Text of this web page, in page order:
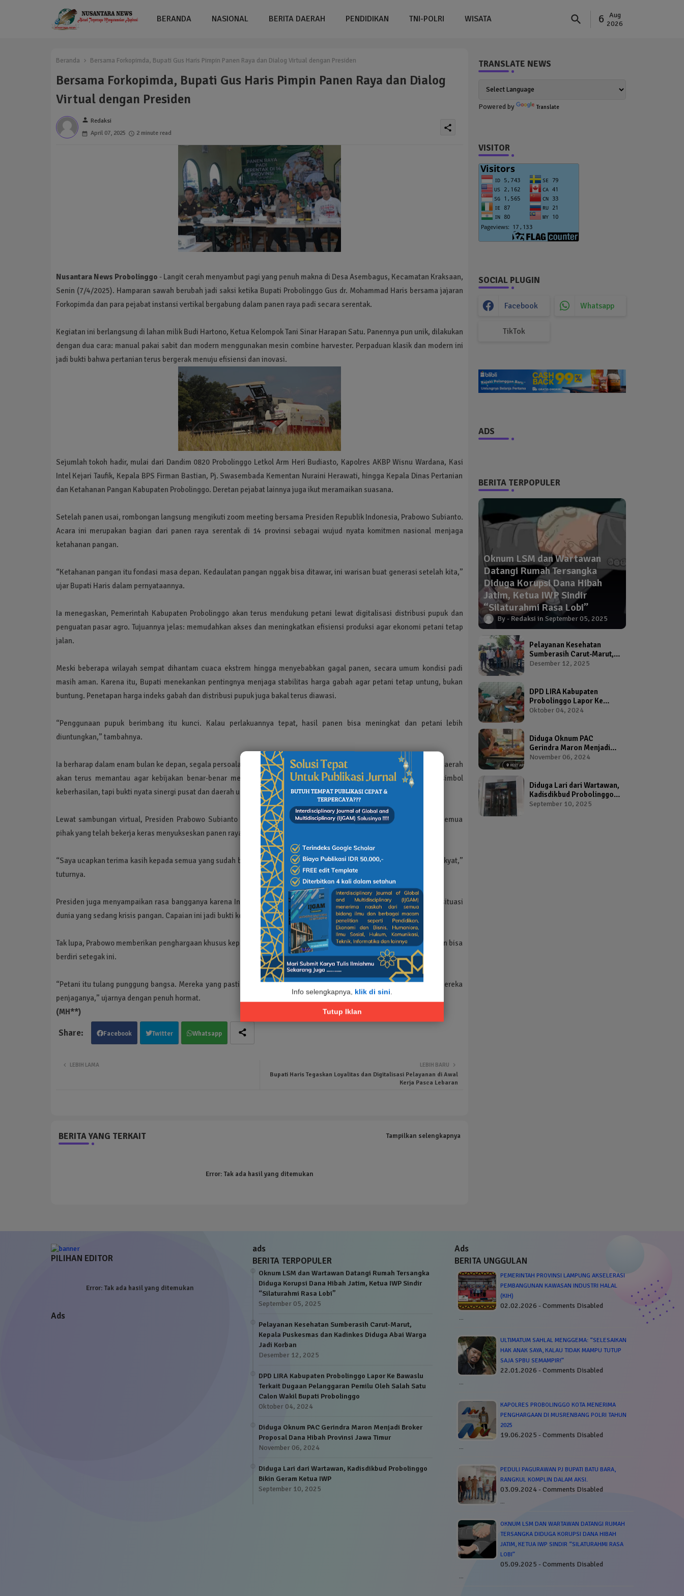
Info selengkapnya, klik di sini.
Tutup Iklan
BERANDA NASIONAL BERITA DAERAH PENDIDIKAN TNI-POLRI WISATA 6
Aug
2026
Beranda Bersama Forkopimda, Bupati Gus Haris Pimpin Panen Raya dan Dialog Virtual dengan Presiden
Bersama Forkopimda, Bupati Gus Haris Pimpin Panen Raya dan Dialog
Virtual dengan Presiden
person Redaksi
April 07, 2025
2 minute read
share
Nusantara News Probolinggo - Langit cerah menyambut pagi yang penuh makna di Desa Asembagus, Kecamatan Kraksaan,
Senin (7/4/2025). Hamparan sawah berubah jadi saksi ketika Bupati Probolinggo Gus dr. Mohammad Haris bersama jajaran
Forkopimda dan para pejabat instansi vertikal bergabung dalam panen raya padi secara serentak.
Kegiatan ini berlangsung di lahan milik Budi Hartono, Ketua Kelompok Tani Sinar Harapan Satu. Panennya pun unik, dilakukan
dengan dua cara: manual pakai sabit dan modern menggunakan mesin combine harvester. Perpaduan klasik dan modern ini
jadi bukti bahwa pertanian terus bergerak menuju efisiensi dan inovasi.
Sejumlah tokoh hadir, mulai dari Dandim 0820 Probolinggo Letkol Arm Heri Budiasto, Kapolres AKBP Wisnu Wardana, Kasi
Intel Kejari Taufik, Kepala BPS Firman Bastian, Pj. Swasembada Kementan Nuraini Herawati, hingga Kepala Dinas Pertanian
dan Ketahanan Pangan Kabupaten Probolinggo. Deretan pejabat lainnya juga ikut meramaikan suasana.
Setelah panen usai, rombongan langsung mengikuti zoom meeting bersama Presiden Republik Indonesia, Prabowo Subianto.
Acara ini merupakan bagian dari panen raya serentak di 14 provinsi sebagai wujud nyata komitmen nasional menjaga
ketahanan pangan.
“Ketahanan pangan itu fondasi masa depan. Kedaulatan pangan nggak bisa ditawar, ini warisan buat generasi setelah kita,”
ujar Bupati Haris dalam pernyataannya.
Ia menegaskan, Pemerintah Kabupaten Probolinggo akan terus mendukung petani lewat digitalisasi distribusi pupuk dan
penguatan pasar agro. Tujuannya jelas: memudahkan akses dan meningkatkan efisiensi produksi agar ekonomi petani tetap
jalan.
Meski beberapa wilayah sempat dihantam cuaca ekstrem hingga menyebabkan gagal panen, secara umum kondisi padi
masih aman. Karena itu, Bupati menekankan pentingnya menjaga stabilitas harga gabah agar petani tetap untung, bukan
buntung. Penetapan harga indeks gabah dan distribusi pupuk juga bakal terus diawasi.
“Penggunaan pupuk berimbang itu kunci. Kalau perlakuannya tepat, hasil panen bisa meningkat dan petani lebih
diuntungkan,” tambahnya.
Ia berharap dalam enam bulan ke depan, segala persoalan seputar harga dan distribusi pupuk bisa tuntas. Pemerintah daerah
akan terus memantau agar kebijakan benar-benar menyentuh lapangan. Panen raya ini, kata dia, bukan hanya simbol
keberhasilan, tapi bukti nyata sinergi pusat dan daerah untuk menjaga pangan tetap kokoh.
Lewat sambungan virtual, Presiden Prabowo Subianto menyampaikan rasa terima kasih dan apresiasinya kepada semua
pihak yang telah bekerja keras menyukseskan panen raya ini.
“Saya ucapkan terima kasih kepada semua yang sudah berjuang, dari pusat sampai daerah. Ini kerja luar biasa demi rakyat,”
tuturnya.
Presiden juga menyampaikan rasa bangganya karena Indonesia kini bisa mengekspor telur ke luar negeri, di tengah situasi
dunia yang sedang krisis pangan. Capaian ini jadi bukti ketahanan pangan kita terus membaik, termasuk di sektor padi.
Tak lupa, Prabowo memberikan penghargaan khusus kepada para petani. Menurutnya, tanpa mereka, Indonesia tak akan bisa
berdiri setegak ini.
“Petani itu tulang punggung bangsa. Mereka yang pastikan rakyat tetap bisa makan. Pangan adalah hak dasar, dan mereka
penjaganya,” ujarnya dengan penuh hormat.
(MH**)
Facebook Twitter Whatsapp
LEBIH BARU
Bupati Haris Tegaskan Loyalitas dan Digitalisasi Pelayanan di Awal
Kerja Pasca Lebaran
LEBIH LAMA
BERITA YANG TERKAIT Tampilkan selengkapnya
Error:Tak ada hasil yang ditemukan
TRANSLATE NEWS
Powered by Translate
VISITOR
SOCIAL PLUGIN
Facebook Whatsapp
TikTok
ADS
BERITA TERPOPULER
Oknum LSM dan Wartawan
Datangi Rumah Tersangka
Diduga Korupsi Dana Hibah
Jatim, Ketua IWP Sindir
“Silaturahmi Rasa Lobi”
Redaksi September 05, 2025
Pelayanan Kesehatan
Sumberasih Carut-Marut,
Kepala Puskesmas dan
Desember 12, 2025
DPD LIRA Kabupaten
Probolinggo Lapor Ke
Bawaslu Terkait Dugaan
Bupati Probolinggo
Oktober 04, 2024
Diduga Oknum PAC
Gerindra Maron Menjadi
Broker Proposal Dana
November 06, 2024
Diduga Lari dari Wartawan,
Kadisdikbud Probolinggo
Bikin Geram Ketua IWP
September 10, 2025
PILIHAN EDITOR
Error:Tak ada hasil yang ditemukan
Ads
ads
BERITA TERPOPULER
Oknum LSM dan Wartawan Datangi Rumah Tersangka
Diduga Korupsi Dana Hibah Jatim, Ketua IWP Sindir
“Silaturahmi Rasa Lobi”
September 05, 2025
Pelayanan Kesehatan Sumberasih Carut-Marut,
Kepala Puskesmas dan Kadinkes Diduga Abai Warga
Jadi Korban
Desember 12, 2025
DPD LIRA Kabupaten Probolinggo Lapor Ke Bawaslu
Terkait Dugaan Pelanggaran Pemilu Oleh Salah Satu
Calon Wakil Bupati Probolinggo
Oktober 04, 2024
Diduga Oknum PAC Gerindra Maron Menjadi Broker
Proposal Dana Hibah Provinsi Jawa Timur
November 06, 2024
Diduga Lari dari Wartawan, Kadisdikbud Probolinggo
Bikin Geram Ketua IWP
September 10, 2025
Ads
BERITA UNGGULAN
PEMERINTAH PROVINSI LAMPUNG AKSELERASI
PEMBANGUNAN KAWASAN INDUSTRI HALAL
(KIH)
02.02.2026 - Comments Disabled
…
ULTIMATUM SAHLAL MENGGEMA: “SELESAIKAN
HAK ANAK SAYA, KALAU TIDAK MAMPU TUTUP
SAJA SPBU SEMAMPIR!”
22.01.2026 - Comments Disabled
…
KAPOLRES PROBOLINGGO KOTA MENERIMA
PENGHARGAAN DI MUSRENBANG POLRI TAHUN
2025
19.06.2025 - Comments Disabled
…
PEDULI PAGURAWAN PJ BUPATI BATU BARA,
RANGKUL KOMPLIN DALAM AKSI.
03.09.2024 - Comments Disabled
…
OKNUM LSM DAN WARTAWAN DATANGI RUMAH
TERSANGKA DIDUGA KORUPSI DANA HIBAH
JATIM, KETUA IWP SINDIR “SILATURAHMI RASA
LOBI”
05.09.2025 - Comments Disabled
…